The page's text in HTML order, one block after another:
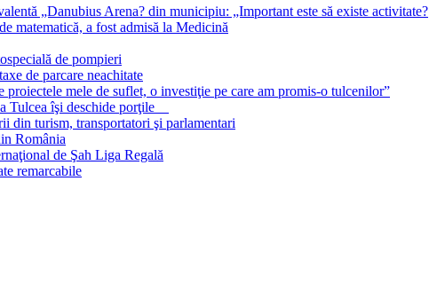
„Danubius Arena? din municipiu: „Important este să existe activitate?
matematică, a fost admisă la Medicină
de pompieri
de parcare neachitate
mele de suflet, o investiţie pe care am promis-o tulcenilor”
Tulcea îşi deschide porţile
din turism, transportatori şi parlamentari
România
de Şah Liga Regală
remarcabile